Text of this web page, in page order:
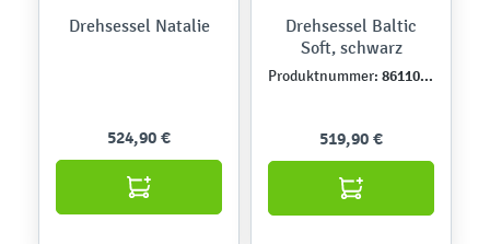
Drehsessel Natalie
524,90 €
Drehsessel Baltic
Soft, schwarz
Produktnummer: 861108-1
519,90 €